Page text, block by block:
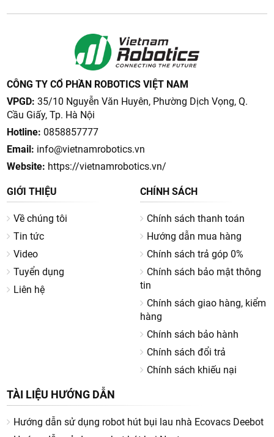
CÔNG TY CỔ PHẦN ROBOTICS VIỆT NAM
VPGD: 35/10 Nguyễn Văn Huyên, Phường Dịch Vọng, Q.
Cầu Giấy, Tp. Hà Nội
Hotline: 0858857777
Email: info@vietnamrobotics.vn
Website: https://vietnamrobotics.vn/
GIỚI THIỆU
Về chúng tôi
Tin tức
Video
Tuyển dụng
Liên hệ
CHÍNH SÁCH
Chính sách thanh toán
Hướng dẫn mua hàng
Chính sách trả góp 0%
Chính sách bảo mật thông
tin
Chính sách giao hàng, kiểm
hàng
Chính sách bảo hành
Chính sách đổi trả
Chính sách khiếu nại
TÀI LIỆU HƯỚNG DẪN
Hướng dẫn sử dụng robot hút bụi lau nhà Ecovacs Deebot